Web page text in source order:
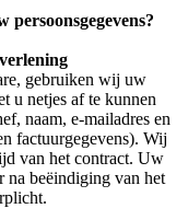
gebruiken wij uw
u netjes af te kunnen
naam, e-mailadres en
factuurgegevens). Wij
van het contract. Uw
na beëindiging van het